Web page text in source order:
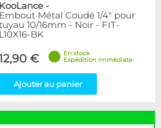
7
1
1
4
KooLance -
Embout Métal Coudé 1/4" pour
10/16mm - Noir - FIT-
L10X16-BK
€
En stock
Expédition immédiate
Ajouter au panier